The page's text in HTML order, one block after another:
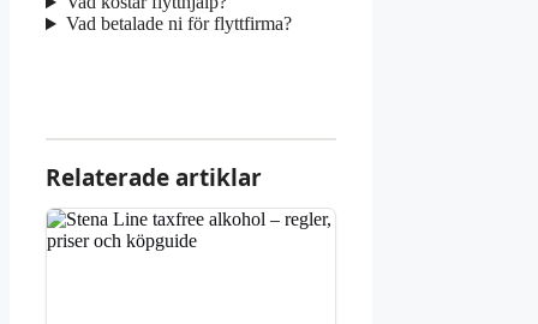
Vad betalade ni för flyttfirma?
Relaterade artiklar